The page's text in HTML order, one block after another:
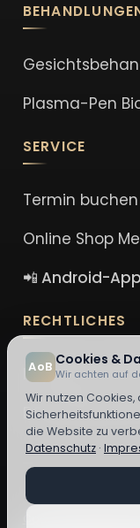
Plasma-Pen
SERVICE
Termin buchen
Online Shop
📲 Android-
RECHTLICHES
Impressum
DSA-Erklärung
© 2026 Nora El Hindi
Cookie-
AoB Cookies &
Wir achten auf
Wir nutzen
die Website zu
Datenschutz ·